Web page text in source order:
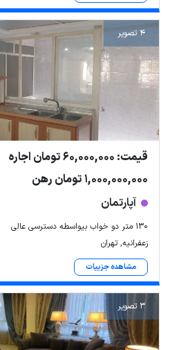
4 تصویر
قیمت: 60,000,000 تومان اجاره
1,000,000,000 تومان رهن
آپارتمان
۱۳۰ متر دو خواب بیواسطه دسترسی عالی
زعفرانیه, تهران
مشاهده جزییات
3 تصویر